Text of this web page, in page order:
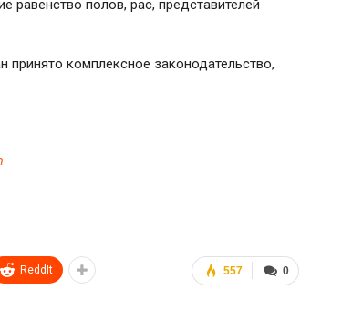
равенство полов, рас, представителей
комплексное законодательство,
0
557
ReddIt